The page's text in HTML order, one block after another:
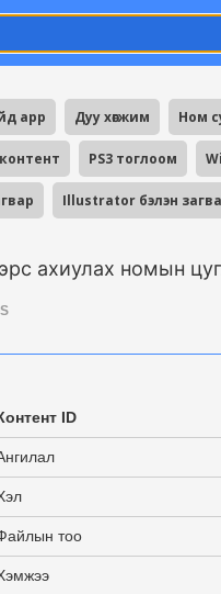
app Дуу хөгжим Ном
PS3 тоглоом
Illustrator бэлэн
ахиулах номын
ID
тоо